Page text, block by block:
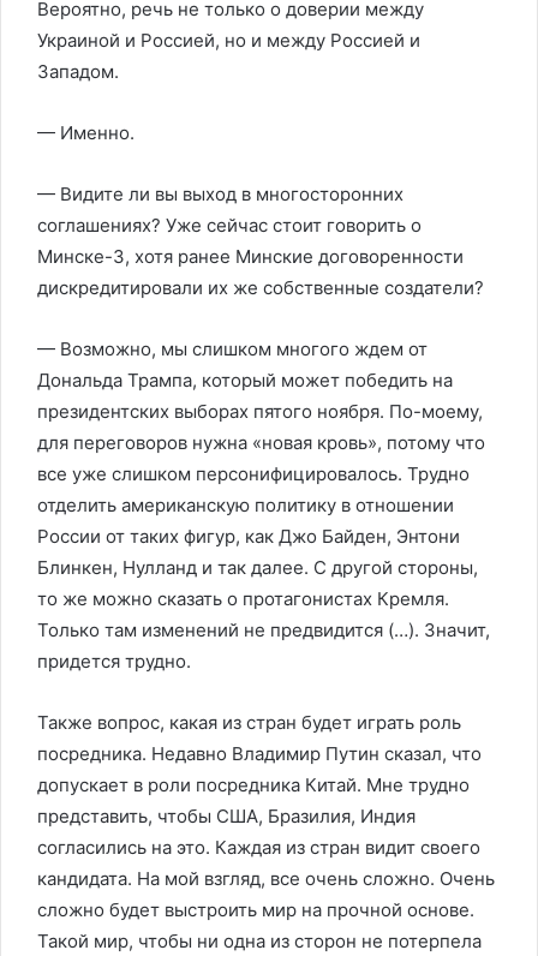
Вероятно, речь не только о доверии между
Украиной и Россией, но и между Россией и
Западом.
— Именно.
— Видите ли вы выход в многосторонних
соглашениях? Уже сейчас стоит говорить о
Минске-3, хотя ранее Минские договоренности
дискредитировали их же собственные создатели?
— Возможно, мы слишком многого ждем от
Дональда Трампа, который может победить на
президентских выборах пятого ноября. По-моему,
для переговоров нужна «новая кровь», потому что
все уже слишком персонифицировалось. Трудно
отделить американскую политику в отношении
России от таких фигур, как Джо Байден, Энтони
Блинкен, Нулланд и так далее. С другой стороны,
то же можно сказать о протагонистах Кремля.
Только там изменений не предвидится (…). Значит,
придется трудно.
Также вопрос, какая из стран будет играть роль
посредника. Недавно Владимир Путин сказал, что
допускает в роли посредника Китай. Мне трудно
представить, чтобы США, Бразилия, Индия
согласились на это. Каждая из стран видит своего
кандидата. На мой взгляд, все очень сложно. Очень
сложно будет выстроить мир на прочной основе.
Такой мир, чтобы ни одна из сторон не потерпела